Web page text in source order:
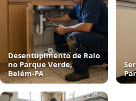
Desentupimento de Ralo
no Parque Verde,
Belém‑PA